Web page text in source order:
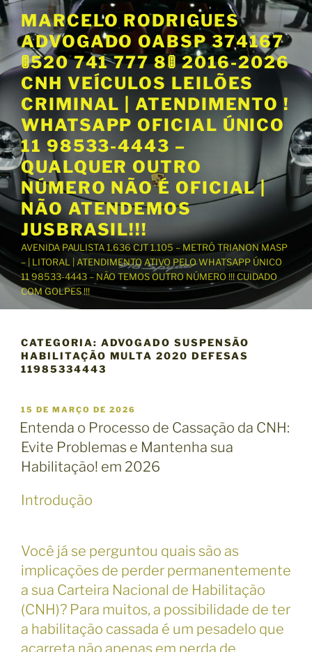
P
u
a
r
r
a
o
c
o
n
t
ú
d
MARCELO RODRIGUES
ADVOGADO OABSP 374167
🚦520 741 777 8🚦 2016-2026
CNH VEÍCULOS LEILÕES
CRIMINAL | ATENDIMENTO !
WHATSAPP OFICIAL ÚNICO
11 98533-4443 –
QUALQUER OUTRO
NÚMERO NÃO É OFICIAL |
NÃO ATENDEMOS
JUSBRASIL!!!
AVENIDA PAULISTA 1.636 CJT 1.105 – METRÔ TRIANON MASP
– | LITORAL | ATENDIMENTO ATIVO PELO WHATSAPP ÚNICO
11 98533-4443 – NÃO TEMOS OUTRO NÚMERO !!! CUIDADO
COM GOLPES !!!
CATEGORIA: ADVOGADO SUSPENSÃO
HABILITAÇÃO MULTA 2020 DEFESAS
11985334443
P
U
B
L
I
C
D
15 DE MARÇO DE 2026
Entenda o Processo de Cassação da CNH:
Evite Problemas e Mantenha sua
Habilitação! em 2026
Introdução
Você já se perguntou quais são as
implicações de perder permanentemente
a sua Carteira Nacional de Habilitação
(CNH)? Para muitos, a possibilidade de ter
a habilitação cassada é um pesadelo que
acarreta não apenas em perda de